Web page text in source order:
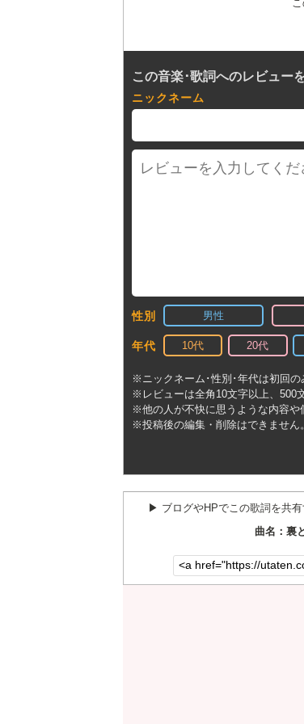
この音楽･歌詞へのレビュー
ニックネーム
性別 男性
年代 10代 20代
※ニックネーム･性別･年代は初回の
※レビューは全角10文字以上、500
※他の人が不快に思うような内容や
※投稿後の編集・削除はできません。
▶︎ ブログやHPでこの歌詞を共
曲名：裏